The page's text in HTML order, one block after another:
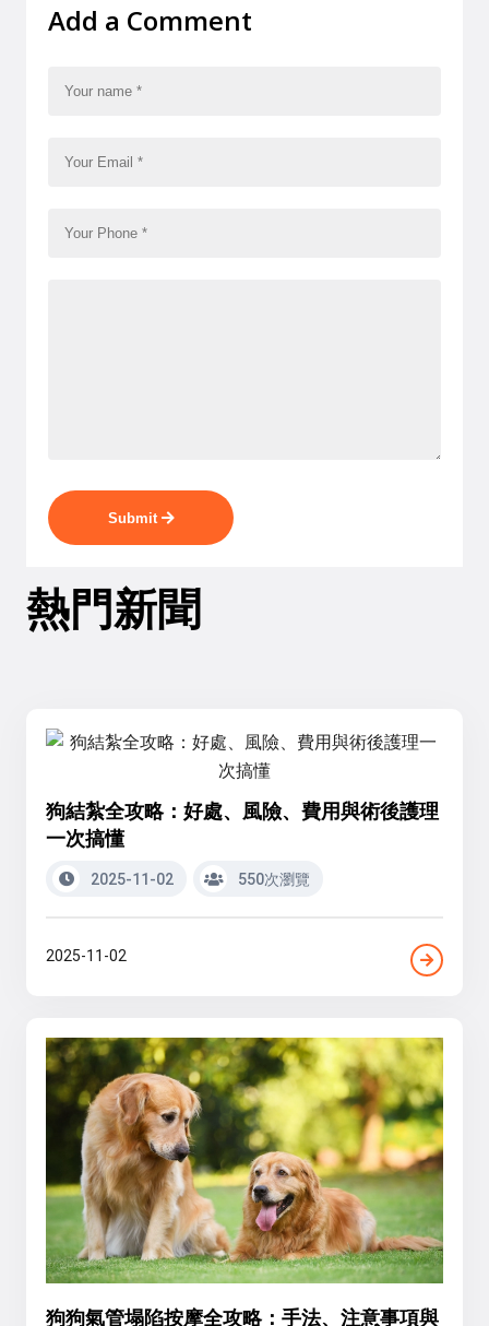
Add a Comment
Submit
熱門新聞
狗結紮全攻略：好處、風險、費用與術後護理
一次搞懂
2025-11-02 550次瀏覽
2025-11-02
狗狗氣管塌陷按摩全攻略：手法、注意事項與